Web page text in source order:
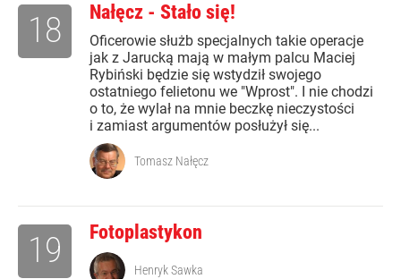
Nałęcz - Stało się!
Oficerowie służb specjalnych takie operacje
jak z Jarucką mają w małym palcu Maciej
Rybiński będzie się wstydził swojego
ostatniego felietonu we "Wprost". I nie chodzi
o to, że wylał na mnie beczkę nieczystości
i zamiast argumentów posłużył się...
18
Tomasz Nałęcz
Fotoplastykon
19 Henryk Sawka